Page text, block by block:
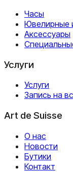
Часы
Ювелирные
Аксессуары
Услуги
Услуги
Запись на
Art de Suisse
О нас
Новости
Бутики
Контакт